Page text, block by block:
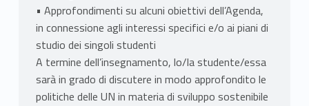
• Approfondimenti su alcuni obiettivi dell’Agenda,
in connessione agli interessi specifici e/o ai piani di
studio dei singoli studenti
A termine dell’insegnamento, lo/la studente/essa
sarà in grado di discutere in modo approfondito le
politiche delle UN in materia di sviluppo sostenibile